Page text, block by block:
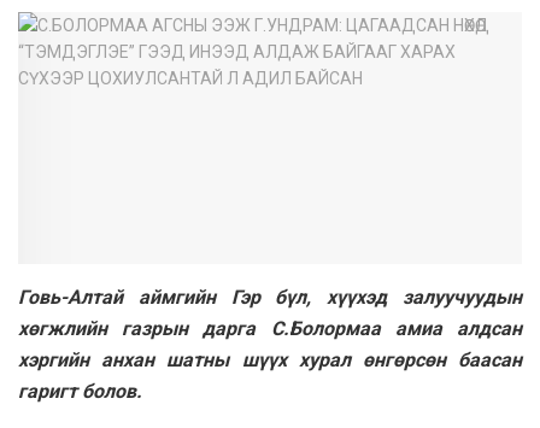
Говь-Алтай аймгийн Гэр бүл, хүүхэд залуучуудын
хөгжлийн газрын дарга С.Болормаа амиа алдсан
хэргийн анхан шатны шүүх хурал өнгөрсөн баасан
гаригт болов.